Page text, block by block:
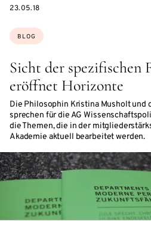
Sicht der spezifischen
eröffnet Horizonte
Die Philosophin Kristina Musholt und
sprechen für die AG
die Themen, die in der
Akademie aktuell bearbeitet werden.
Themen:
BLOG
DATE
23.05.18